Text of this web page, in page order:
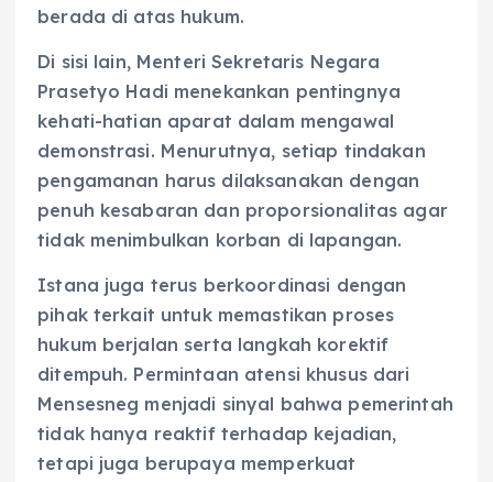
berada di atas hukum.
Di sisi lain, Menteri Sekretaris Negara
Prasetyo Hadi menekankan pentingnya
kehati-hatian aparat dalam mengawal
demonstrasi. Menurutnya, setiap tindakan
pengamanan harus dilaksanakan dengan
penuh kesabaran dan proporsionalitas agar
tidak menimbulkan korban di lapangan.
Istana juga terus berkoordinasi dengan
pihak terkait untuk memastikan proses
hukum berjalan serta langkah korektif
ditempuh. Permintaan atensi khusus dari
Mensesneg menjadi sinyal bahwa pemerintah
tidak hanya reaktif terhadap kejadian,
tetapi juga berupaya memperkuat